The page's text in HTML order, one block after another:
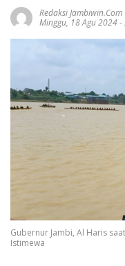
Redaksi Jambiwin.com
Minggu, 18 Agu 2024 -
Gubernur Jambi, Al Haris
Istimewa